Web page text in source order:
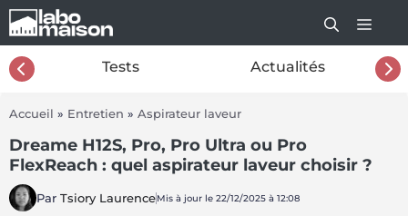
Aller
au
contenu
Tests Actualités
Accueil » Entretien » Aspirateur laveur
Dreame H12S, Pro, Pro Ultra ou Pro
FlexReach : quel aspirateur laveur choisir ?
Par Tsiory LaurenceMis à jour le 22/12/2025 à 12:08